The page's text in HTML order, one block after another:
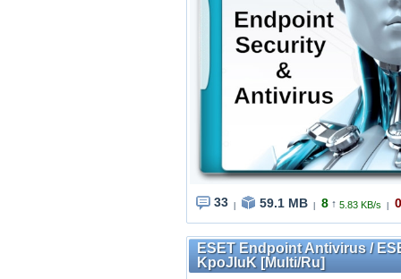
33 59.1 MB 8 ↑ 5.83 KB/s 0
ESET Endpoint Antivirus /
KpoJIuK [Multi/Ru]